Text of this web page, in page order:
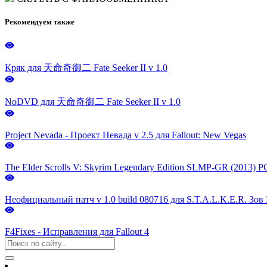
Рекомендуем также
Кряк для 天命奇御二 Fate Seeker II v 1.0
NoDVD для 天命奇御二 Fate Seeker II v 1.0
Project Nevada - Проект Невада v 2.5 для Fallout: New Vegas
The Elder Scrolls V: Skyrim Legendary Edition SLMP-GR (2013)
Неофициальный патч v 1.0 build 080716 для S.T.A.L.K.E.R. Зов
F4Fixes - Исправления для Fallout 4